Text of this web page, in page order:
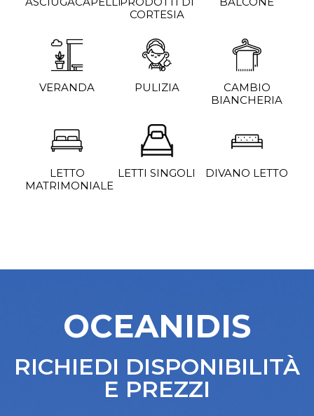
CORTESIA
VERANDA PULIZIA
CAMBIO
BIANCHERIA
LETTO
MATRIMONIALE
LETTI SINGOLI DIVANO LETTO
OCEANIDIS
RICHIEDI DISPONIBILITÀ
E PREZZI